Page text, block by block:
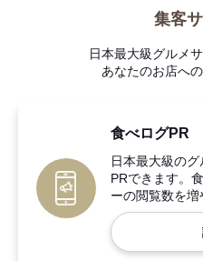
集客
日本最大級グルメ
あなたのお店へ
食べログPR
日本最大級の
PRできます。
ーの閲覧数を増